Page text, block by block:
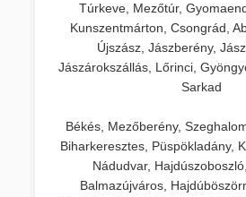
Túrkeve, Mezőtúr,
Kunszentmárton, Csongrád,
Újszász, Jászberény,
Jászárokszállás, Lőrinci,
Sarkad
Békés, Mezőberény,
Biharkeresztes, Püspökladány,
Nádudvar,
Balmazújváros,